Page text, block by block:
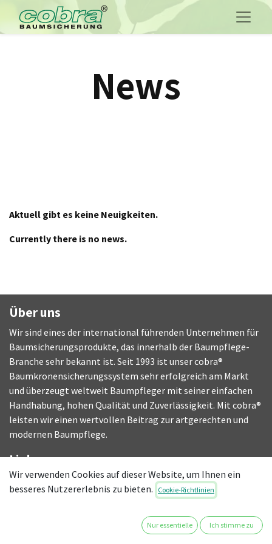
News
Aktuell gibt es keine Neuigkeiten.
Currently there is no news.
Über uns
Wir sind eines der international führenden Unternehmen für
Baumsicherungsprodukte, das innerhalb der Baumpflege-
Branche sehr bekannt ist. Seit 1993 ist unser cobra®
Baumkronensicherungssystem sehr erfolgreich am Markt
und überzeugt weltweit Baumpfleger mit seiner einfachen
Handhabung, hohen Qualität und Zuverlässigkeit. Mit cobra®
leisten wir einen wertvollen Beitrag zur artgerechten und
modernen Baumpflege.
Links
Versandkosten
AGB
Wir verwenden Cookies auf dieser Website, um Ihnen ein
besseres Nutzererlebnis zu bieten.
Cookie-Richtlinien
Nur essentielle Ich stimme zu